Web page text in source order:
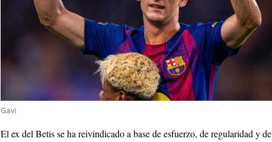
Gavi
El ex del Betis se ha reivindicado a base de esfuerzo, de regularidad y de